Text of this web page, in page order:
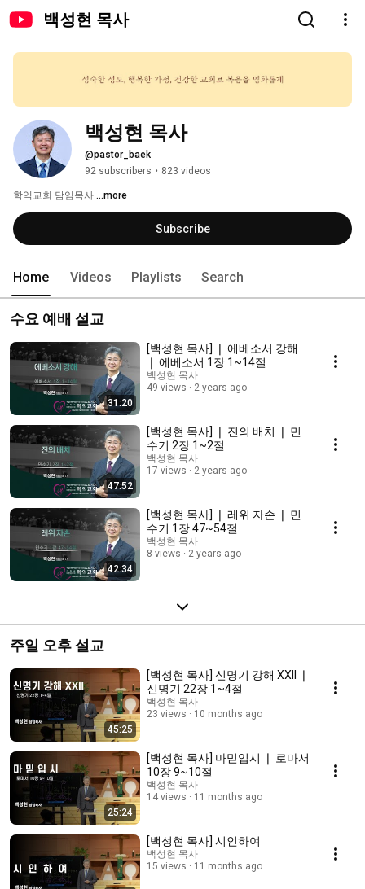
백성현 목사
백성현 목사
@pastor_baek
92 subscribers • 823 videos
학익교회 담임목사 ...more
Subscribe
Home Videos Playlists Search
수요 예배 설교
31:20
[백성현 목사] ❘ 에베소서 강해
❘ 에베소서 1장 1~14절
백성현 목사
49 views
2 years ago
47:52
[백성현 목사] ❘ 진의 배치 ❘ 민
수기 2장 1~2절
백성현 목사
17 views
2 years ago
42:34
[백성현 목사] ❘ 레위 자손 ❘ 민
수기 1장 47~54절
백성현 목사
8 views
2 years ago
주일 오후 설교
45:25
[백성현 목사] 신명기 강해 XXII ❘
신명기 22장 1~4절
백성현 목사
23 views
10 months ago
25:24
[백성현 목사] 마믿입시 ❘ 로마서
10장 9~10절
백성현 목사
14 views
11 months ago
[백성현 목사] 시인하여
백성현 목사
15 views
11 months ago